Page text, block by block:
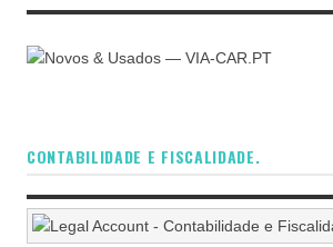
CONTABILIDADE E FISCALIDADE.